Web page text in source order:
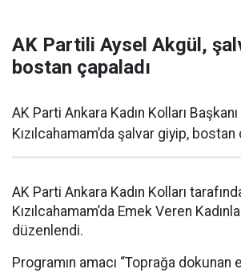
AK Partili Aysel Akgül,
bostan çapaladı
AK Parti Ankara Kadın Kolları
Kızılcahamam’da şalvar giyip, bostan
AK Parti Ankara Kadın Kolları
Kızılcahamam’da Emek Veren
düzenlendi.
Programın amacı “Toprağa